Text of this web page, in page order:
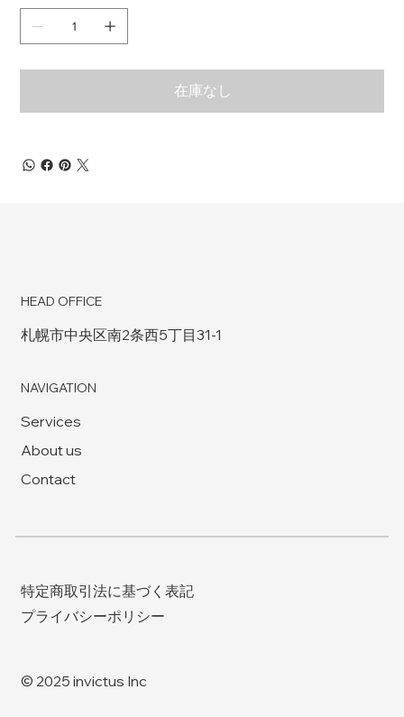
在庫なし
HEAD OFFICE
札幌市中央区南2条西5丁目31-1
NAVIGATION
Services
About us
Contact
特定商取引法に基づく表記
プライバシーポリシー
© 2025 invictus Inc